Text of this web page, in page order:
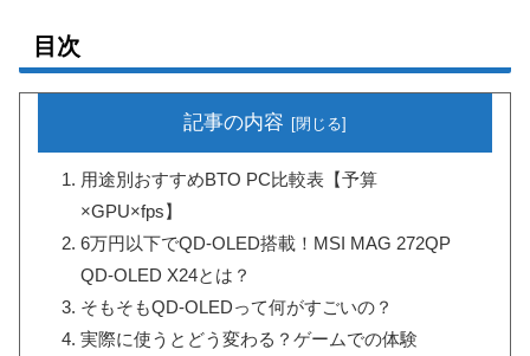
目次
記事の内容
用途別おすすめBTO PC比較表【予算
×GPU×fps】
6万円以下でQD-OLED搭載！MSI MAG 272QP
QD-OLED X24とは？
そもそもQD-OLEDって何がすごいの？
実際に使うとどう変わる？ゲームでの体験